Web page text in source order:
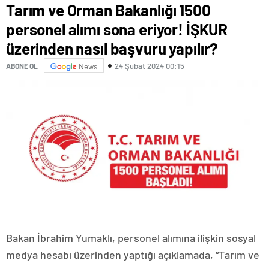
Tarım ve Orman Bakanlığı 1500
personel alımı sona eriyor! İŞKUR
üzerinden nasıl başvuru yapılır?
ABONE OL News 24 Şubat 2024 00:15
Bakan İbrahim Yumaklı, personel alımına ilişkin sosyal
medya hesabı üzerinden yaptığı açıklamada, “Tarım ve